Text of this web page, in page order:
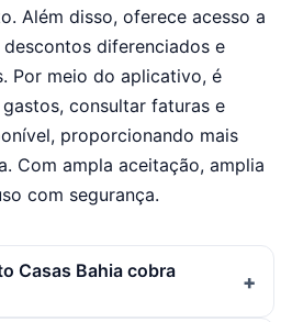
Além disso, oferece acesso a
diferenciados e
Por meio do aplicativo, é
consultar faturas e
proporcionando mais
Com ampla aceitação, amplia
com segurança.
Casas Bahia cobra